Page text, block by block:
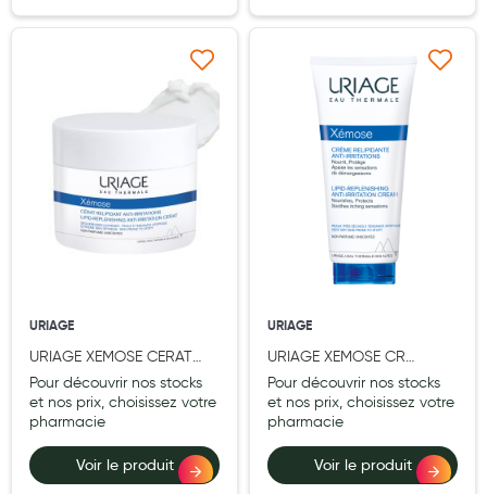
Nutrition clinique
Solaire et moustique
Piqûres insectes
Soins jambes lourdes
Contention veineuse
Contactologie
Soins ORL
URIAGE
URIAGE XEMOSE CERAT
RELIPID 200ML
Pour découvrir nos stocks
et nos prix, choisissez votre
pharmacie
Voir le produit
Ajouter à ma liste d’envie
URIAGE
URIAGE XEMOSE CR
RELIPID 200ML
Pour découvrir nos stocks
et nos prix, choisissez votre
pharmacie
Voir le produit
Ajouter à ma liste